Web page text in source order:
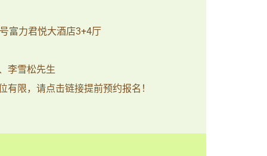
富力君悦大酒店3+4厅
李雪松先生
有限，请点击链接提前预约报名！